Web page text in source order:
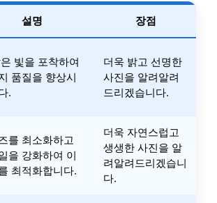
설명 장점
빛을 포착하여
품질을 향상시
.
더욱 밝고 선명한
사진을 알려알려
드리겠습니다.
를 최소화하고
을 강화하여 이
최적화합니다.
더욱 자연스럽고
생생한 사진을 알
려알려드리겠습니
다.